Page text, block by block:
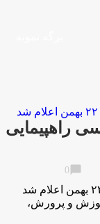
راهپیمایی
chat_bubble
اسامی برگزیدگان مسابقه عکاسی راهپیمایی ۲۲ بهمن اعلام شد
و پرورش،